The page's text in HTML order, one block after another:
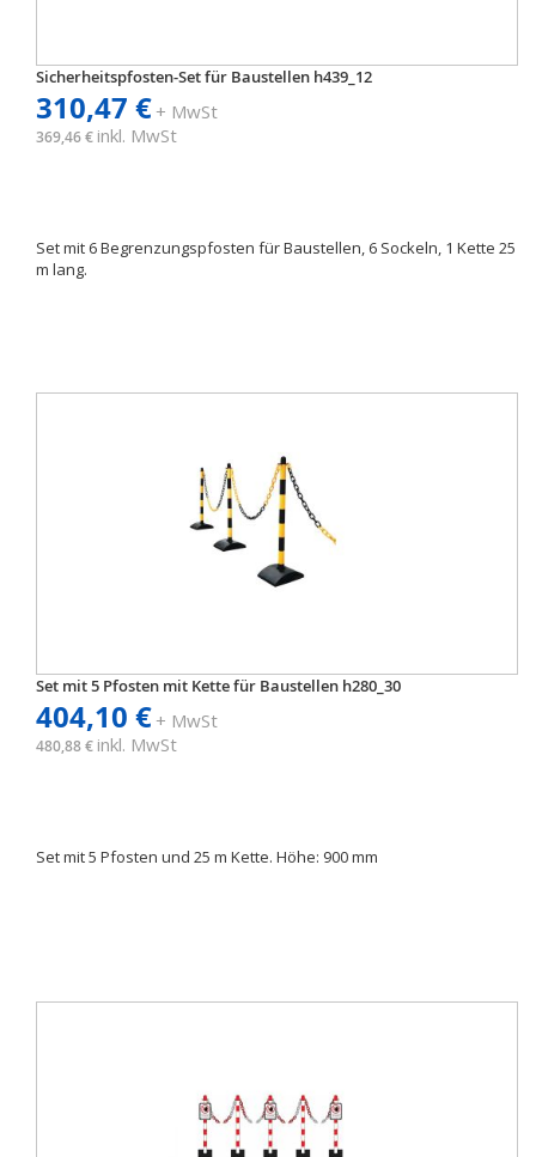
Sicherheitspfosten-Set für Baustellen h439_12
310,47 €+ MwSt
369,46 € inkl. MwSt
Set mit 6 Begrenzungspfosten für Baustellen, 6 Sockeln, 1 Kette 25
m lang.
Set mit 5 Pfosten mit Kette für Baustellen h280_30
404,10 €+ MwSt
480,88 € inkl. MwSt
Set mit 5 Pfosten und 25 m Kette. Höhe: 900 mm